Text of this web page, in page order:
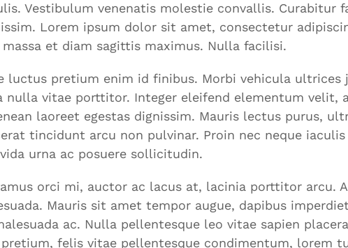
Vestibulum venenatis molestie convallis. Curabitur
Lorem ipsum dolor sit amet, consectetur
et diam sagittis maximus. Nulla facilisi.
luctus pretium enim id finibus. Morbi vehicula ultrices
vitae porttitor. Integer eleifend elementum velit,
laoreet egestas dignissim. Mauris lectus purus,
tincidunt arcu non pulvinar. Proin nec neque
urna ac posuere sollicitudin.
orci mi, auctor ac lacus at, lacinia porttitor arcu.
Mauris sit amet tempor augue, dapibus
ac. Nulla pellentesque leo vitae sapien
felis vitae pellentesque condimentum, lorem